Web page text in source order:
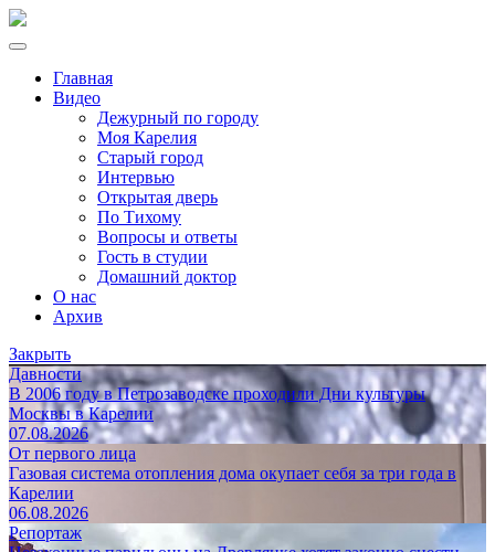
Главная
Видео
Дежурный по городу
Моя Карелия
Старый город
Интервью
Открытая дверь
По Тихому
Вопросы и ответы
Гость в студии
Домашний доктор
О нас
Архив
Закрыть
Давности
В 2006 году в Петрозаводске проходили Дни культуры
Москвы в Карелии
07.08.2026
От первого лица
Газовая система отопления дома окупает себя за три года в
Карелии
06.08.2026
Репортаж